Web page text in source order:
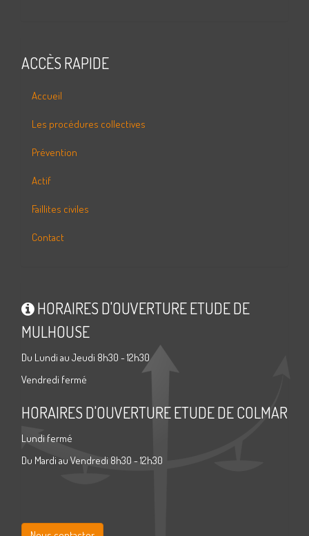
ACCÈS RAPIDE
Accueil
Les procédures collectives
Prévention
Actif
Faillites civiles
Contact
HORAIRES D'OUVERTURE ETUDE DE
MULHOUSE
Du Lundi au Jeudi 8h30 - 12h30
Vendredi fermé
HORAIRES D'OUVERTURE ETUDE DE COLMAR
Lundi fermé
Du Mardi au Vendredi 8h30 - 12h30